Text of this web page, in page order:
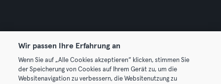
© 2026 Urban Sports Group GmbH. All rights reserved.
Conditions générales Politique de confidentialité
Wir passen Ihre Erfahrung an
Wenn Sie auf „Alle Cookies akzeptieren“ klicken, stimmen Sie
der Speicherung von Cookies auf Ihrem Gerät zu, um die
Websitenavigation zu verbessern, die Websitenutzung zu